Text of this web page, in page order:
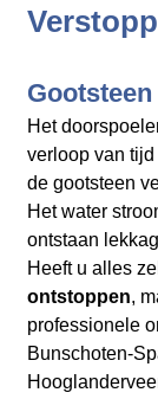
Gootsteen
Het
verloop van
de gootsteen
Het water
ontstaan
Heeft u alles
ontstoppen,
professionele
Bunschoten-